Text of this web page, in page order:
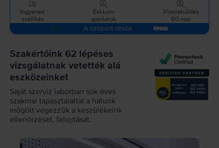
Ingyenes
szállítás
Exkluzív
ajánlatok
Visszaküldés
60 nap
A csoport része
Szakértőink 62 lépéses
vizsgálatnak vetették alá
eszközeinket
Saját szerviz laborban sok éves
szakmai tapasztalattal a hátunk
mögött végezzük a készülékeink
ellenőrzését, felújítását.